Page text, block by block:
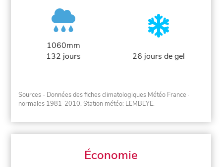
1060mm
132 jours
26 jours de gel
Sources - Données des fiches climatologiques Météo France ·
normales 1981-2010. Station météo: LEMBEYE.
Économie